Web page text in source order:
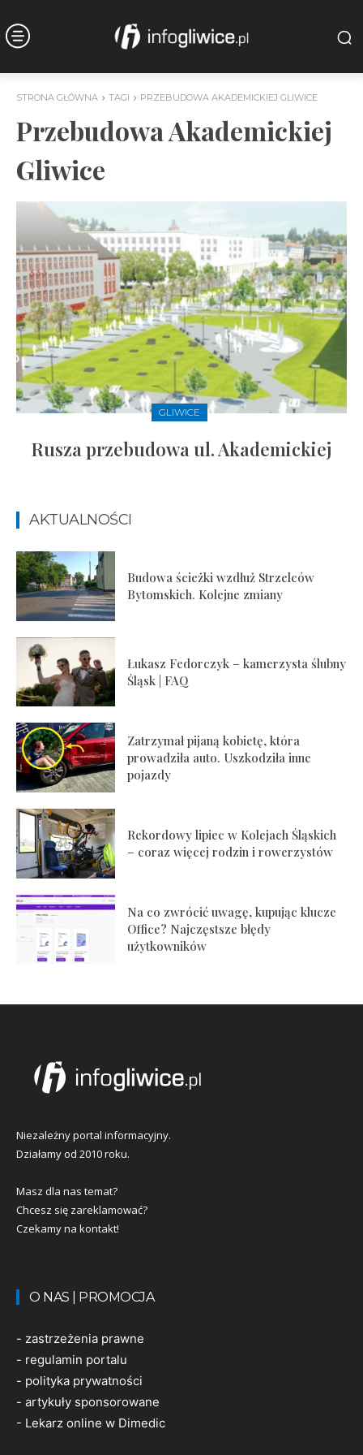
STRONA GŁÓWNA TAGI PRZEBUDOWA AKADEMICKIEJ GLIWICE
Przebudowa Akademickiej
Gliwice
GLIWICE
Rusza przebudowa ul. Akademickiej
AKTUALNOŚCI
Budowa ścieżki wzdłuż Strzelców
Bytomskich. Kolejne zmiany
Łukasz Fedorczyk – kamerzysta ślubny
Śląsk | FAQ
Zatrzymał pijaną kobietę, która
prowadziła auto. Uszkodziła inne
pojazdy
Rekordowy lipiec w Kolejach Śląskich
– coraz więcej rodzin i rowerzystów
Na co zwrócić uwagę, kupując klucze
Office? Najczęstsze błędy
użytkowników
Niezależny portal informacyjny.
Działamy od 2010 roku.
Masz dla nas temat?
Chcesz się zareklamować?
Czekamy na kontakt!
O NAS | PROMOCJA
- zastrzeżenia prawne
- regulamin portalu
- polityka prywatności
- artykuły sponsorowane
- Lekarz online w Dimedic